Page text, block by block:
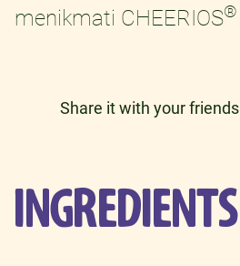
menikmati CHEERIOS®
Share it with your friends
INGREDIENTS